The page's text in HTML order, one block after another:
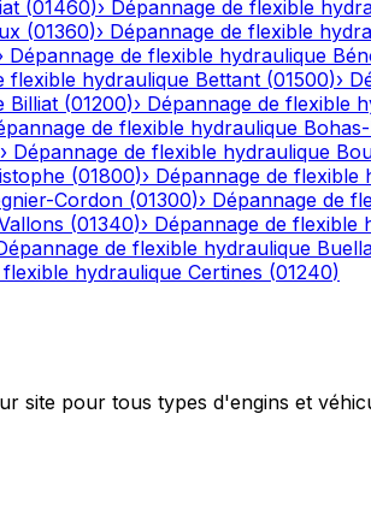
(01460)› Dépannage de flexible
(01360)› Dépannage de flexible
Dépannage de flexible hydraulique
flexible hydraulique Bettant (01500)›
Billiat (01200)› Dépannage de flexible
de flexible hydraulique
› Dépannage de flexible hydraulique
(01800)› Dépannage de flexible
Cordon (01300)› Dépannage de
(01340)› Dépannage de flexible
de flexible hydraulique
hydraulique Certines (01240)
site pour tous types d'engins et